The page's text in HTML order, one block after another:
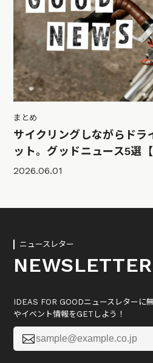
まとめ
サイクリングしながらドラ
ット。グッドニュース5選
2026.06.01
ニュースレター
NEWSLETTER
IDEAS FOR GOODニュースレターに
やイベント情報をGETしよう！
